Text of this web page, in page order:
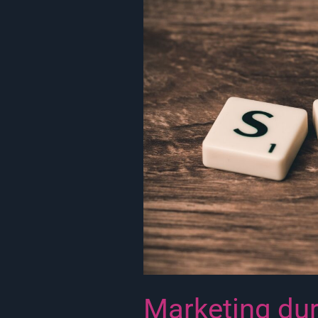
Marketing
durch
Suchmaschinenwerbung